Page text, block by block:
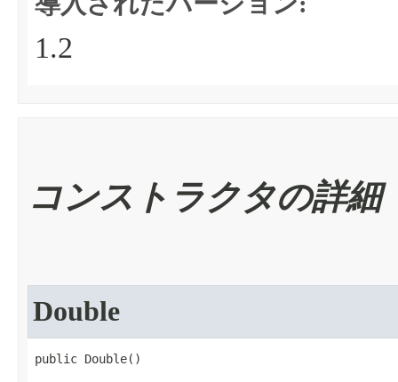
1.2
コンストラクタの詳細
Double
public Double​()